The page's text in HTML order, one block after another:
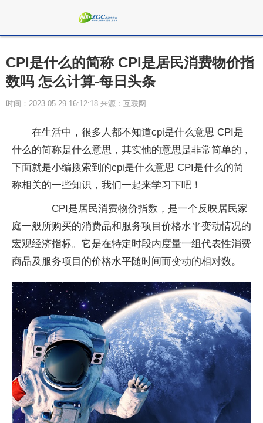
CPI是什么的简称 CPI是居民消费物价指
数吗 怎么计算-每日头条
时间：2023-05-29 16:12:18 来源：互联网
在生活中，很多人都不知道cpi是什么意思 CPI是
什么的简称是什么意思，其实他的意思是非常简单的，
下面就是小编搜索到的cpi是什么意思 CPI是什么的简
称相关的一些知识，我们一起来学习下吧！
CPI是居民消费物价指数，是一个反映居民家
庭一般所购买的消费品和服务项目价格水平变动情况的
宏观经济指标。它是在特定时段内度量一组代表性消费
商品及服务项目的价格水平随时间而变动的相对数。